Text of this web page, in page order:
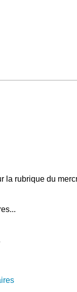
la rubrique du